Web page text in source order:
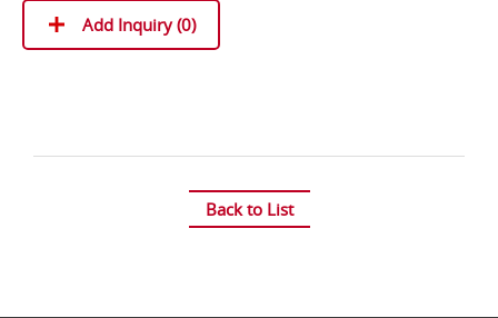
Add Inquiry (0)
Back to List